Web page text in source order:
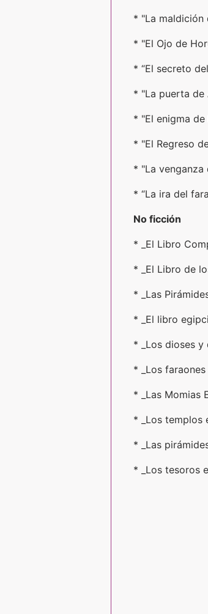
* "La maldición
* "El Ojo de
* “El secreto
* "La puerta de
* "El enigma
* "El Regreso
* "La venganza
* “La ira del
No ficción
* _El Libro
* _El Libro de
* _Las
* _El libro
* _Los dioses y
* _Los
* _Las Momias
* _Los templos
* _Las
* _Los tesoros